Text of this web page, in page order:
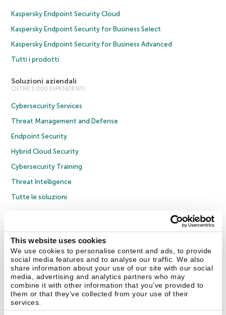
This website uses cookies
We use cookies to personalise content and ads, to provide
social media features and to analyse our traffic. We also
share information about your use of our site with our social
media, advertising and analytics partners who may
combine it with other information that you’ve provided to
them or that they’ve collected from your use of their
services.
Kaspersky Endpoint Security Cloud
Kaspersky Endpoint Security for Business Select
Kaspersky Endpoint Security for Business Advanced
Tutti i prodotti
Soluzioni aziendali
OLTRE 1.000 DIPENDENTI
Cybersecurity Services
Threat Management and Defense
Endpoint Security
Hybrid Cloud Security
Cybersecurity Training
Threat Intelligence
Tutte le soluzioni
Informativa sulla privacy
Policy anticorruzione
Contratto di licenza B2C
Cookies
Contatti Chi siamo Partner Blog Centro risorse Comunicati stampa
Securelist Eugene Personal Blog Encyclopedia